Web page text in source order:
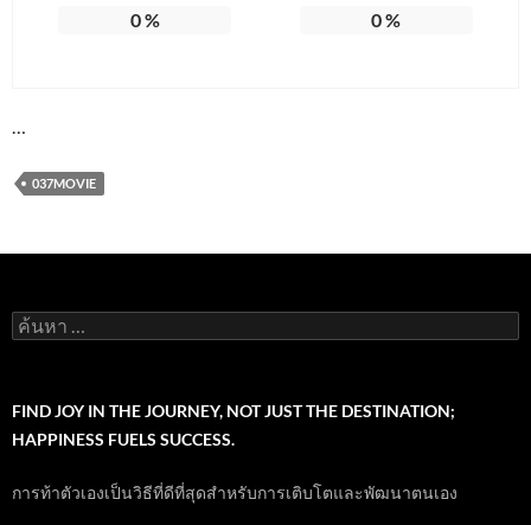
0% 0%
…
037MOVIE
ค้นหา
สำหรับ:
FIND JOY IN THE JOURNEY, NOT JUST THE DESTINATION;
HAPPINESS FUELS SUCCESS.
การท้าตัวเองเป็นวิธีที่ดีที่สุดสำหรับการเติบโตและพัฒนาตนเอง